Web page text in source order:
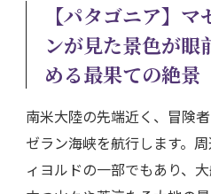
【パタゴニア】マ
ンが見た景色が
める最果ての絶景
南米大陸の先端近く、冒険
ゼラン海峡を航行します。
ィヨルドの一部でもあり、